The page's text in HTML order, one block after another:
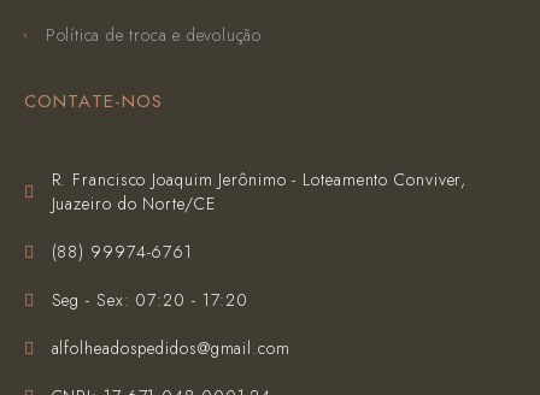
Política de troca e devolução
CONTATE-NOS
R. Francisco Joaquim Jerônimo - Loteamento Conviver,
Juazeiro do Norte/CE
(‪88) 99974-6761‬
Seg - Sex: 07:20 - 17:20
alfolheadospedidos@gmail.com